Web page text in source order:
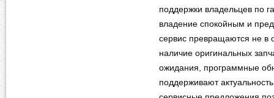
поддержки владельцев по
владение спокойным и
сервис превращаются не в
наличие оригинальных
ожидания, программные
поддерживают